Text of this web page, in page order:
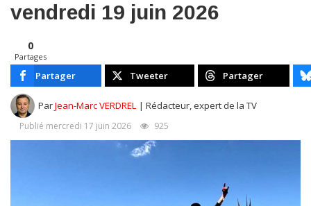
vendredi 19 juin 2026
0
Partages
Partager Tweeter Partager
ParJean-Marc VERDREL | Rédacteur, expert de la TV
Publié mercredi 17 juin 2026 925